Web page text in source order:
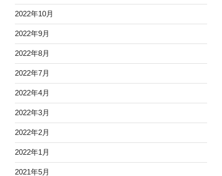
2022年10月
2022年9月
2022年8月
2022年7月
2022年4月
2022年3月
2022年2月
2022年1月
2021年5月